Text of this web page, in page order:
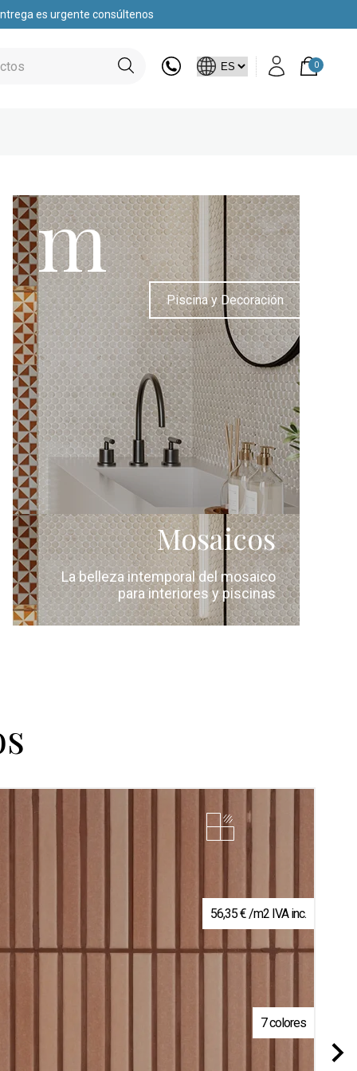
es urgente consúltenos
0
m
Piscina y Decoración
Mosaicos
La belleza intemporal del mosaico
para interiores y piscinas
56,35€/m2 IVA inc.
7 colores